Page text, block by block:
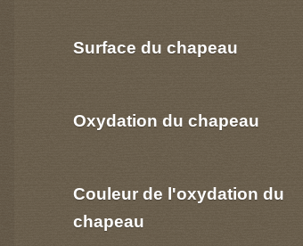
Surface du chapeau
Oxydation du chapeau
Couleur de l'oxydation du
chapeau